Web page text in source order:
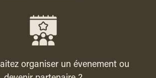
organiser un évenement ou